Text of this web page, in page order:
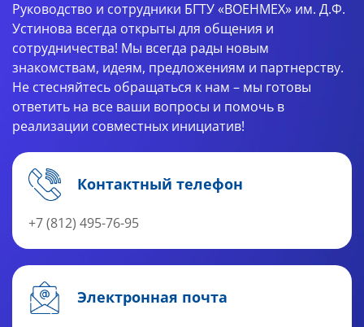
Руководство и сотрудники БГТУ «ВОЕНМЕХ» им. Д.Ф.
Устинова всегда открыты для общения и
сотрудничества! Мы всегда рады новым
знакомствам, идеям, предложениям и партнерству.
Не стесняйтесь обращаться к нам – мы готовы
ответить на все ваши вопросы и помочь в
реализации совместных инициатив!
Контактный телефон
+7 (812) 495-76-95
Электронная почта